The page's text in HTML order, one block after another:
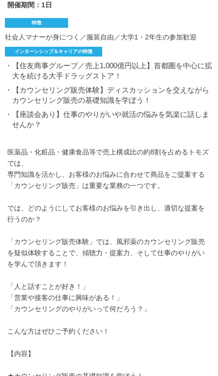
開催期間：1日
特徴
社会人マナーが身につく／服装自由／大学1・2年生の参加歓迎
インターンシップ＆キャリアの特徴
・【住友商事グループ／売上1,000億円以上】首都圏を中心に拡
大を続ける大手ドラッグストア！
・【カウンセリング販売体験】ディスカッションを交えながら
カウンセリング販売の基礎知識を学ぼう！
・【座談会あり】仕事のやりがいや就活の悩みを気楽に話しま
せんか？
医薬品・化粧品・健康食品等で売上構成比の約8割を占めるトモズ
では、
専門知識を活かし、お客様のお悩みに合わせて商品をご提案する
「カウンセリング販売」は重要な業務の一つです。
では、どのようにしてお客様のお悩みを引き出し、適切な提案を
行うのか？
「カウンセリング販売体験」では、風邪薬のカウンセリング販売
を疑似体験することで、傾聴力・提案力、そして仕事のやりがい
を学んで頂きます！
「人と話すことが好き！」
「営業や接客の仕事に興味がある！」
「カウンセリングのやりがいって何だろう？」
こんな方はぜひご予約ください！
【内容】